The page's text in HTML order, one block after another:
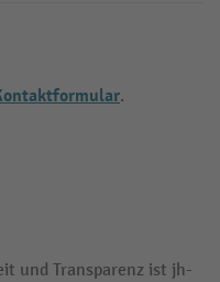
.
und Transparenz ist jh-